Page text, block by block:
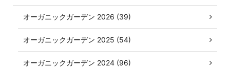
オーガニックガーデン 2026 (39)
オーガニックガーデン 2025 (54)
オーガニックガーデン 2024 (96)